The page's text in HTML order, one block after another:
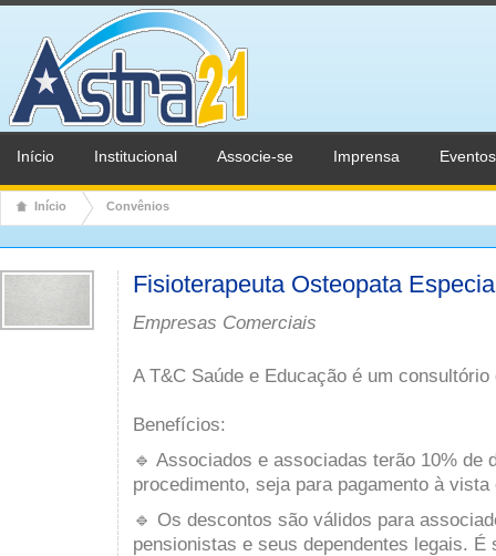
Início Institucional Associe-se Imprensa Eventos
Início Convênios
Fisioterapeuta Osteopata
Empresas Comerciais
A T&C Saúde e Educação é um
Benefícios:
🔹 Associados e associadas terão 10% de
procedimento, seja para pagamento à
🔹 Os descontos são válidos para
pensionistas e seus dependentes legais. É